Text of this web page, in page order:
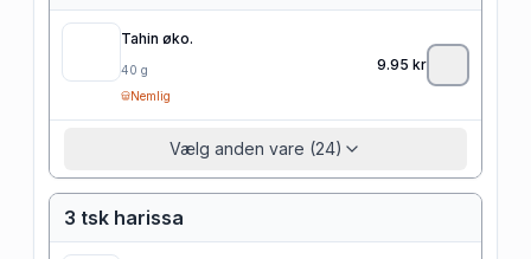
Tahin øko.
40 g
Nemlig
9.95 kr
Vælg anden vare (24)
3 tsk harissa